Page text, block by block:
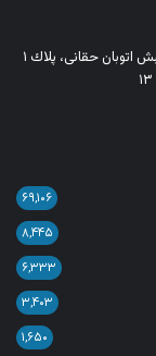
آدرس: تهران - خیابان میرداماد، خیابان مصدق جنوبی،نبش اتوبان حقانی، پلاك ١
۶۹,۱۰۶
۸,۴۴۵
۶,۳۳۳
۳,۴۰۳
۱,۶۵۰